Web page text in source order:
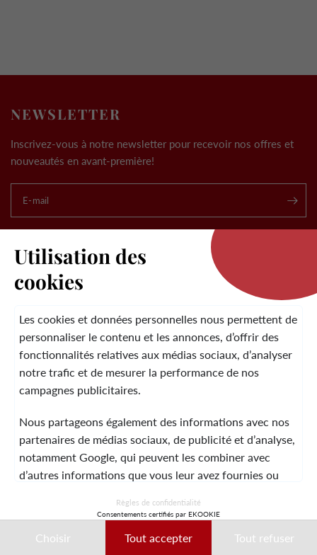
NEWSLETTER
Inscrivez-vous à notre newsletter pour recevoir nos offres et
nouveautés en avant-première!
E-mail
LA MARQUE
SERVICE CLIENT
© 2026 Laura Vita
DESIGNED BY LOBSTTER
MENTIONS LÉGALESCGVCONTACT
Utilisation des
cookies
Les cookies et données personnelles nous permettent de
personnaliser le contenu et les annonces, d’offrir des
fonctionnalités relatives aux médias sociaux, d’analyser
notre trafic et de mesurer la performance de nos
campagnes publicitaires.
Nous partageons également des informations avec nos
partenaires de médias sociaux, de publicité et d’analyse,
notamment Google, qui peuvent les combiner avec
d’autres informations que vous leur avez fournies ou
Ces données peuvent notamment être utilisées à des
Règles de confidentialité
Consentements certifiés par EKOOKIE
Choisir Tout accepter Tout refuser